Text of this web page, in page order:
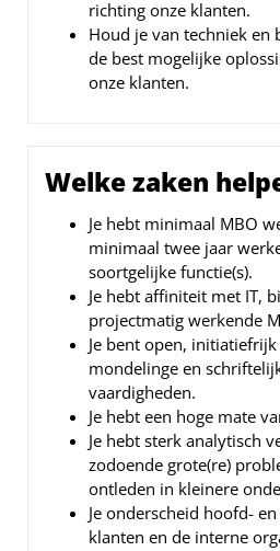
richting onze klanten.
Houd je van techniek en
de best mogelijke
onze klanten.
Welke zaken
Je hebt minimaal MBO
minimaal twee jaar
soortgelijke functie(s).
Je hebt affiniteit met IT,
projectmatig werkende
Je bent open,
mondelinge en
vaardigheden.
Je hebt een hoge mate
Je hebt sterk analytisch
zodoende grote(re)
ontleden in kleinere
Je onderscheid hoofd-
klanten en de interne